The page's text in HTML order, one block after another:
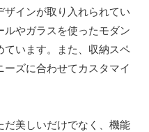
ザインが取り入れられてい
ルやガラスを使ったモダン
ています。また、収納スペ
ズに合わせてカスタマイ
だ美しいだけでなく、機能